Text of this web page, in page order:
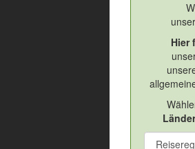
Hier